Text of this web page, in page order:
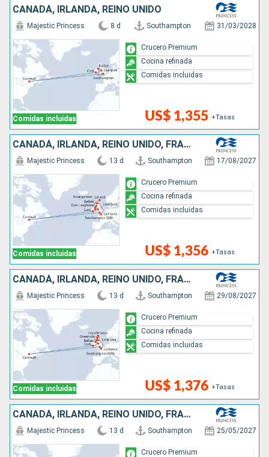
CANADÁ, IRLANDA, REINO UNIDO
Comidas incluidas
Majestic Princess 8 d Southampton 31/03/2028
US$ 1,355 +Tasas
Crucero Premium
Cocina refinada
Comidas incluidas
CANADÁ, IRLANDA, REINO UNIDO, FRANCIA
Comidas incluidas
Majestic Princess 13 d Southampton 17/08/2027
US$ 1,356 +Tasas
Crucero Premium
Cocina refinada
Comidas incluidas
CANADÁ, IRLANDA, REINO UNIDO, FRANCIA
Comidas incluidas
Majestic Princess 13 d Southampton 29/08/2027
US$ 1,376 +Tasas
Crucero Premium
Cocina refinada
Comidas incluidas
CANADÁ, IRLANDA, REINO UNIDO, FRANCIA
Majestic Princess 13 d Southampton 25/05/2027
Crucero Premium